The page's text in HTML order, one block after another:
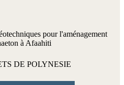
pour l'aménagement
à Afaahiti
DE POLYNESIE